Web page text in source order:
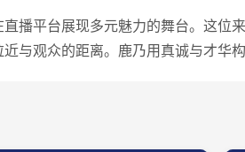
直播平台展现多元魅力的舞台。这位
与观众的距离。鹿乃用真诚与才华